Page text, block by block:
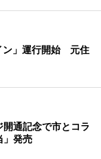
ン」運行開始 元住
通記念で市とコラ
発売